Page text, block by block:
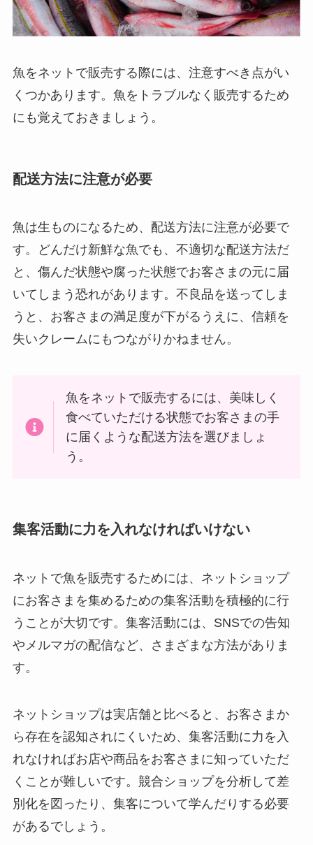
魚をネットで販売する際には、注意すべき点がい
くつかあります。魚をトラブルなく販売するため
にも覚えておきましょう。
配送方法に注意が必要
魚は生ものになるため、配送方法に注意が必要で
す。どんだけ新鮮な魚でも、不適切な配送方法だ
と、傷んだ状態や腐った状態でお客さまの元に届
いてしまう恐れがあります。不良品を送ってしま
うと、お客さまの満足度が下がるうえに、信頼を
失いクレームにもつながりかねません。
魚をネットで販売するには、美味しく
食べていただける状態でお客さまの手
に届くような配送方法を選びましょ
う。
集客活動に力を入れなければいけない
ネットで魚を販売するためには、ネットショップ
にお客さまを集めるための集客活動を積極的に行
うことが大切です。集客活動には、SNSでの告知
やメルマガの配信など、さまざまな方法がありま
す。
ネットショップは実店舗と比べると、お客さまか
ら存在を認知されにくいため、集客活動に力を入
れなければお店や商品をお客さまに知っていただ
くことが難しいです。競合ショップを分析して差
別化を図ったり、集客について学んだりする必要
があるでしょう。